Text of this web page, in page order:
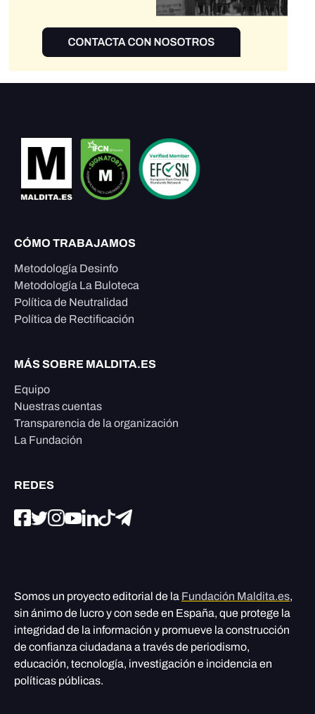
CÓMO TRABAJAMOS
Metodología Desinfo
Metodología La Buloteca
Política de Neutralidad
Política de Rectificación
MÁS SOBRE MALDITA.ES
Equipo
Nuestras cuentas
Transparencia de la organización
La Fundación
REDES
Somos un proyecto editorial de la Fundación Maldita.es,
sin ánimo de lucro y con sede en España, que protege la
integridad de la información y promueve la construcción
de confianza ciudadana a través de periodismo,
educación, tecnología, investigación e incidencia en
políticas públicas.